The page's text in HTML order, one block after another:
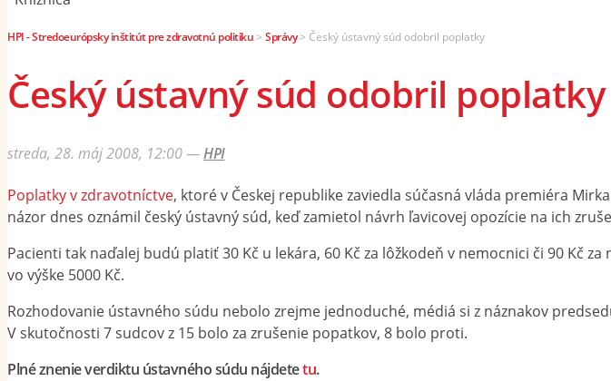
HPI - Stredoeurópsky inštitút pre zdravotnú politiku> Správy> Český ústavný súd odobril poplatky
Český ústavný súd odobril poplatky
streda, 28. máj 2008, 12:00—HPI
Poplatky v zdravotníctve, ktoré v Českej republike zaviedla súčasná vláda premiéra
názor dnes oznámil český ústavný súd, keď zamietol návrh ľavicovej opozície na ich
Pacienti tak naďalej budú platiť 30 Kč u lekára, 60 Kč za lôžkodeň v nemocnici či 90 Kč
vo výške 5000 Kč.
Rozhodovanie ústavného súdu nebolo zrejme jednoduché, médiá si z náznakov
V skutočnosti 7 sudcov z 15 bolo za zrušenie popatkov, 8 bolo proti.
Plné znenie verdiktu ústavného súdu nájdetetu.